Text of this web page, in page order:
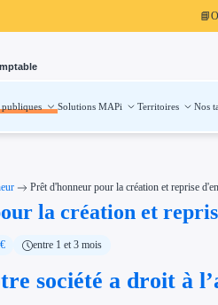
📘
publiques Solutions MAPi Territoires Nos
publiques
Investissement
Thématiques
Financement innovation
Transition écologique
Développement international
Économies d'énergie et d'eau
Étapes de vie
Création d'entreprise
Prêt d'honneur pour la création et reprise
la création et
entre 1 et 3 mois
société a droit à